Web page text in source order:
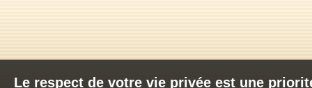
Le respect de votre vie privée est une